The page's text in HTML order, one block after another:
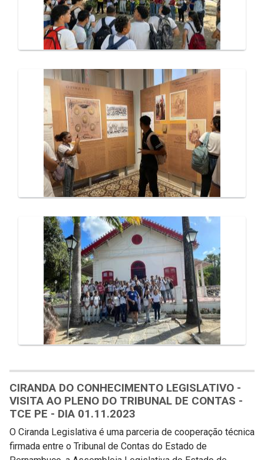
CIRANDA DO CONHECIMENTO LEGISLATIVO -
VISITA AO PLENO DO TRIBUNAL DE CONTAS -
TCE PE - DIA 01.11.2023
O Ciranda Legislativa é uma parceria de cooperação técnica
firmada entre o Tribunal de Contas do Estado de